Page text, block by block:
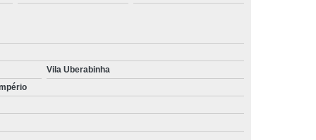
Vila Uberabinha